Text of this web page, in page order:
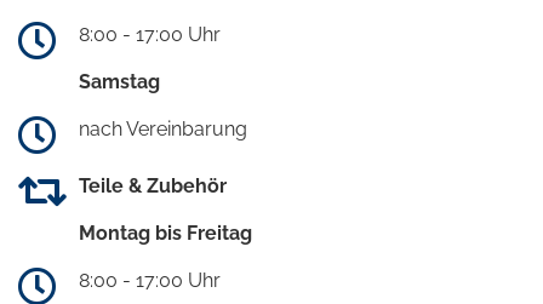
8:00 - 17:00 Uhr
Samstag
nach Vereinbarung
Teile & Zubehör
Montag bis Freitag
8:00 - 17:00 Uhr